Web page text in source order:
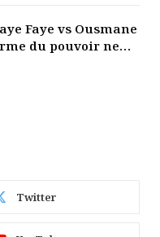
Faye vs Ousmane
du pouvoir ne
les liens de la
Twitter